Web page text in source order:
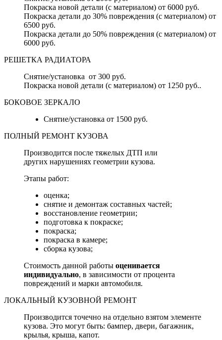
Покраска новой детали (с материалом) от 6000 руб.
Покраска детали до 30% повреждения (с материалом) от
6500 руб.
Покраска детали до 50% повреждения (с материалом) от
6000 руб.
РЕШЕТКА РАДИАТОРА
Снятие/установка от 300 руб.
Покраска новой детали (с материалом) от 1250 руб..
БОКОВОЕ ЗЕРКАЛО
Снятие/установка от 1500 руб.
ПОЛНЫЙ РЕМОНТ КУЗОВА
Производится после тяжелых ДТП или
других нарушениях геометрии кузова.
Этапы работ:
оценка;
снятие и демонтаж составных частей;
восстановление геометрии;
подготовка к покраске;
покраска;
покраска в камере;
сборка кузова;
Стоимость данной работы оценивается
индивидуально, в зависимости от процента
повреждений и марки автомобиля.
ЛОКАЛЬНЫЙ КУЗОВНОЙ РЕМОНТ
Производится точечно на отдельно взятом элементе
кузова. Это могут быть: бампер, двери, багажник,
крылья, крыша, капот.